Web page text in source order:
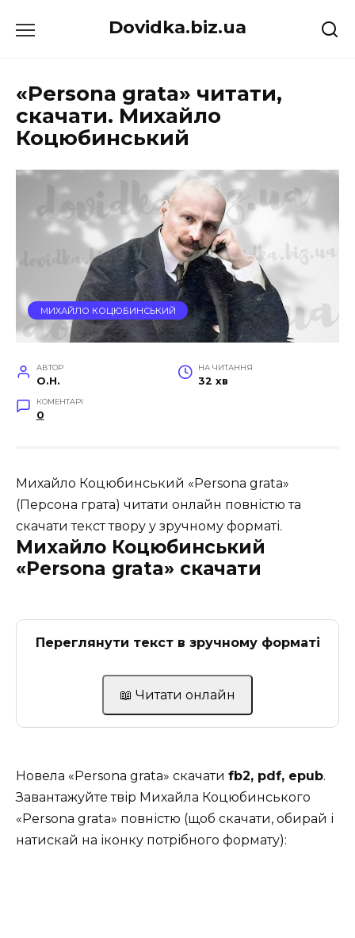
до
Dovidka.biz.ua
«Persona grata» читати,
скачати. Михайло
Коцюбинський
МИХАЙЛО КОЦЮБИНСЬКИЙ
АВТОР
O.H.
НА ЧИТАННЯ
32 хв
КОМЕНТАРІ
0
Михайло Коцюбинський «Persona grata»
(Персона грата) читати онлайн повністю та
скачати текст твору у зручному форматі.
Михайло Коцюбинський
«Persona grata» скачати
Переглянути текст в зручному форматі
📖 Читати онлайн
Новела «Persona grata» скачати fb2, pdf, epub.
Завантажуйте твір Михайла Коцюбинського
«Persona grata» повністю (щоб скачати, обирай і
натискай на іконку потрібного формату):